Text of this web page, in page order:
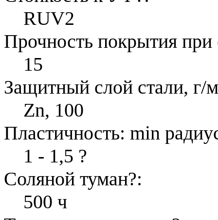
RUV2
Прочность покрытия
15
Защитный слой стали, г/
Zn, 100
Пластичность: min
1 - 1,5 ?
Соляной туман?:
500 ч